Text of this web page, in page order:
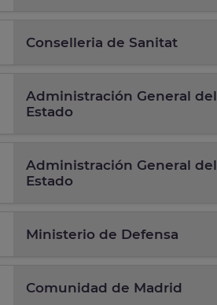
Conselleria de Sanitat
Administración General del
Estado
Administración General del
Estado
Ministerio de Defensa
Comunidad de Madrid